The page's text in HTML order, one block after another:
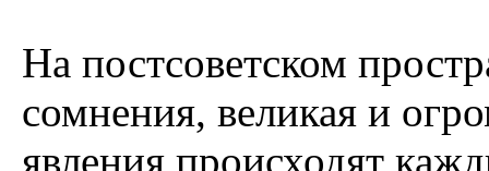
На постсоветском
сомнения, великая и
явления происходят